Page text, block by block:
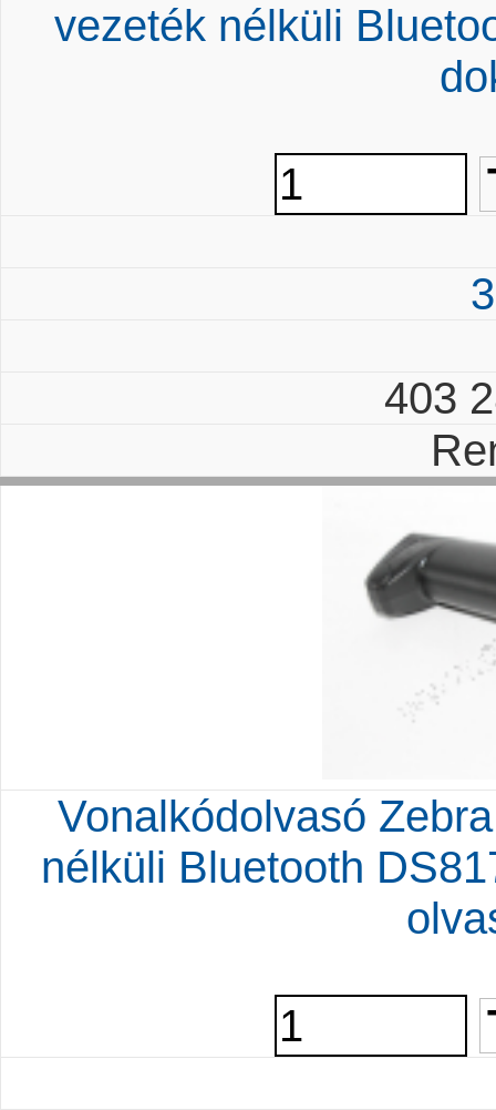
vezeték nélküli
403
Vonalkódolvasó
nélküli Bluetooth